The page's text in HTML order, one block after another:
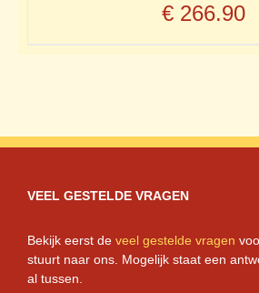
€ 266.90
VEEL GESTELDE VRAGEN
Bekijk eerst de veel gestelde vragen
stuurt naar ons. Mogelijk staat een
al tussen.